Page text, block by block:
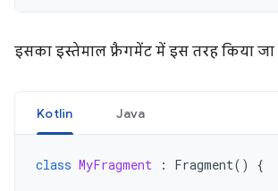
इसका इस्तेमाल फ़्रैगमेंट में इस तरह किया
Kotlin Java
class MyFragment : Fragment() {